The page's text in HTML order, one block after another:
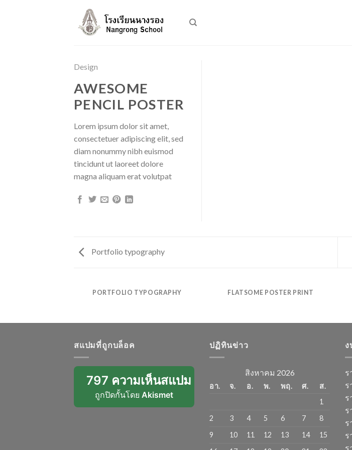
Design
AWESOME
PENCIL POSTER
Lorem ipsum dolor sit amet,
consectetuer adipiscing elit, sed
diam nonummy nibh euismod
tincidunt ut laoreet dolore
magna aliquam erat volutpat
Portfolio typography
PORTFOLIO TYPOGRAPHY FLATSOME POSTER PRINT
สแปมที่ถูกบล็อค
797 ความเห็นสแปม
ถูกปิดกั้นโดย Akismet
ปฏิทินข่าว
สิงหาคม 2026
อา. จ. อ. พ. พฤ. ศ.
ส.
1
2
3 4 5 6 7
8
9
10 11 12 13 14
15
ร
ร
ร
ร
ร
ร
ร